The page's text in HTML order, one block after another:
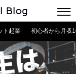
Blog
ト起業 初心者から月収